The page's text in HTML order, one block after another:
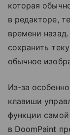
которая
в редакторе,
времени
сохранить
обычное
Из-за
клавиши
функции
в DoomPaint